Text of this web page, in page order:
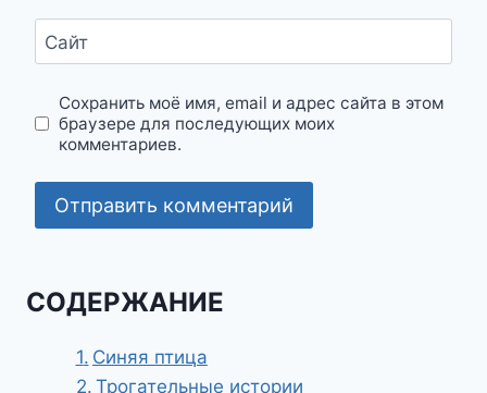
Сайт
Сохранить моё имя, email и адрес сайта в этом
браузере для последующих моих
комментариев.
СОДЕРЖАНИЕ
Синяя птица
Трогательные истории